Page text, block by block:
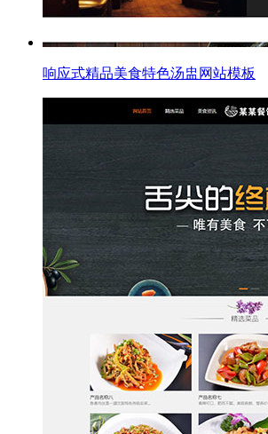
响应式精品美食特色汤盅网站模板